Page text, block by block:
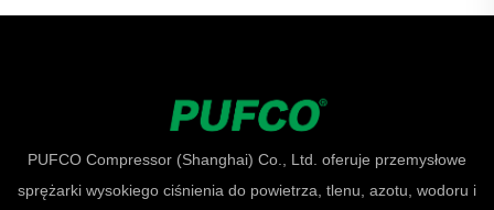
PUFCO Compressor (Shanghai) Co., Ltd. oferuje przemysłowe
sprężarki wysokiego ciśnienia do powietrza, tlenu, azotu, wodoru i